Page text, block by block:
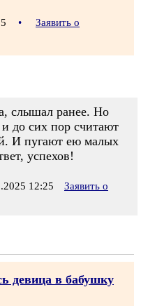
•
Заявить о
слышал ранее. Но
и до сих пор считают
И пугают ею малых
успехов!
12:25
Заявить о
девица в бабушку